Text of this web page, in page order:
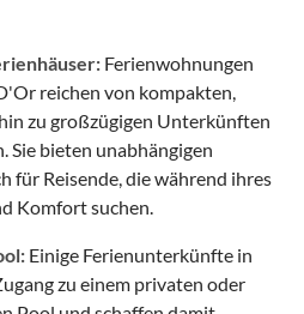
Ferienwohnungen
reichen von kompakten,
zu großzügigen Unterkünften
Sie bieten unabhängigen
für Reisende, die während ihres
Komfort suchen.
Einige Ferienunterkünfte in
zu einem privaten oder